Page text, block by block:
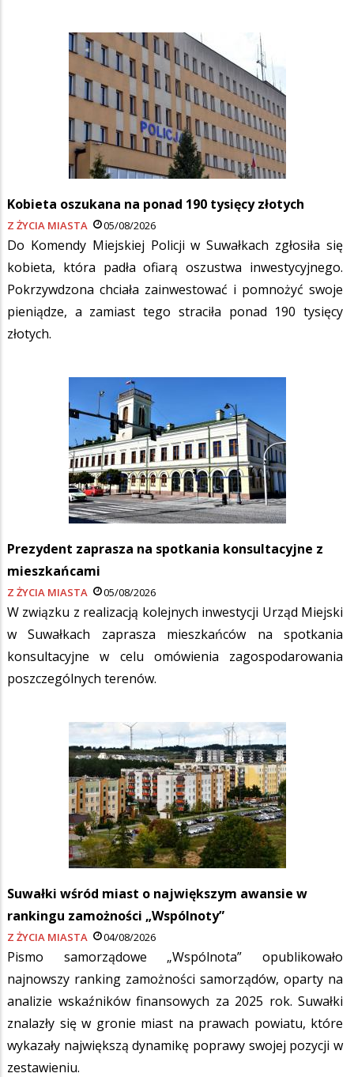
Kobieta oszukana na ponad 190 tysięcy złotych
Z ŻYCIA MIASTA 05/08/2026
Do Komendy Miejskiej Policji w Suwałkach zgłosiła się
kobieta, która padła ofiarą oszustwa inwestycyjnego.
Pokrzywdzona chciała zainwestować i pomnożyć swoje
pieniądze, a zamiast tego straciła ponad 190 tysięcy
złotych.
Prezydent zaprasza na spotkania konsultacyjne z
mieszkańcami
Z ŻYCIA MIASTA 05/08/2026
W związku z realizacją kolejnych inwestycji Urząd Miejski
w Suwałkach zaprasza mieszkańców na spotkania
konsultacyjne w celu omówienia zagospodarowania
poszczególnych terenów.
Suwałki wśród miast o największym awansie w
rankingu zamożności „Wspólnoty”
Z ŻYCIA MIASTA 04/08/2026
Pismo samorządowe „Wspólnota” opublikowało
najnowszy ranking zamożności samorządów, oparty na
analizie wskaźników finansowych za 2025 rok. Suwałki
znalazły się w gronie miast na prawach powiatu, które
wykazały największą dynamikę poprawy swojej pozycji w
zestawieniu.